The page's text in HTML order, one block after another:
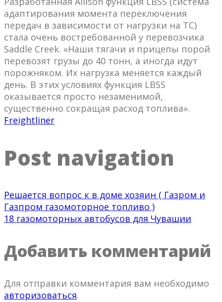
адаптирования момента переключения
передач в зависимости от нагрузки на ТС)
стала очень востребованной у перевозчика
Saddle Creek. «Наши тягачи и прицепы порой
перевозят грузы до 40 тонн, а иногда идут
порожняком. Их нагрузка меняется каждый
день. В этих условиях функция LBSS
оказывается просто незаменимой,
существенно сокращая расход топлива».
Freightliner
Post navigation
Решается вопрос к в доме хозяин ( Газром и
Газпром газомоторное топливо )
18 газомоторных автобусов для Чувашии
Добавить комментарий
Для отправки комментария вам необходимо
авторизоваться.